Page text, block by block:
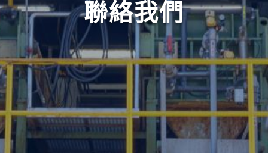
人力資源
企業永續
投資關係
聯絡我們
聯絡我們